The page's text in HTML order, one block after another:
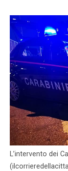
L’intervento dei